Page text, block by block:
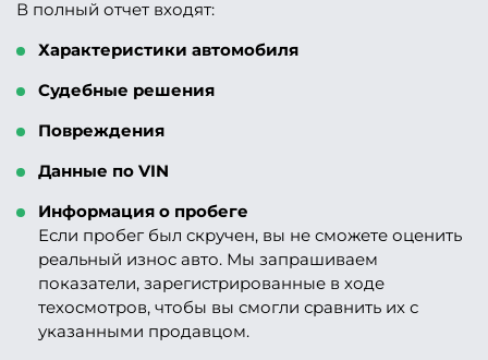
В полный отчет входят:
Характеристики автомобиля
Судебные решения
Повреждения
Данные по VIN
Информация о пробеге
Если пробег был скручен, вы не сможете оценить
реальный износ авто. Мы запрашиваем
показатели, зарегистрированные в ходе
техосмотров, чтобы вы смогли сравнить их с
указанными продавцом.